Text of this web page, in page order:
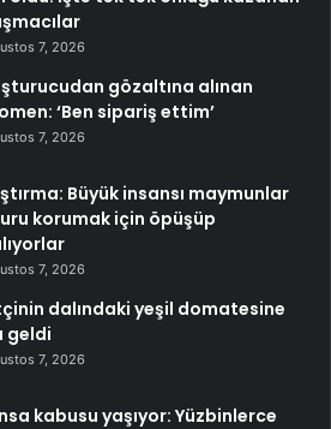
7, 2026
gözaltına alınan
‘Ben sipariş ettim’
7, 2026
Büyük insansı maymunlar
korumak için öpüşüp
7, 2026
dalındaki yeşil domatesine
geldi
7, 2026
kabusu yaşıyor: Yüzbinlerce